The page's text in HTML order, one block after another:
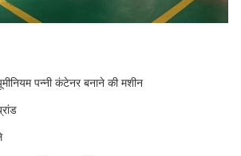
पन्नी कंटेनर बनाने की मशीन